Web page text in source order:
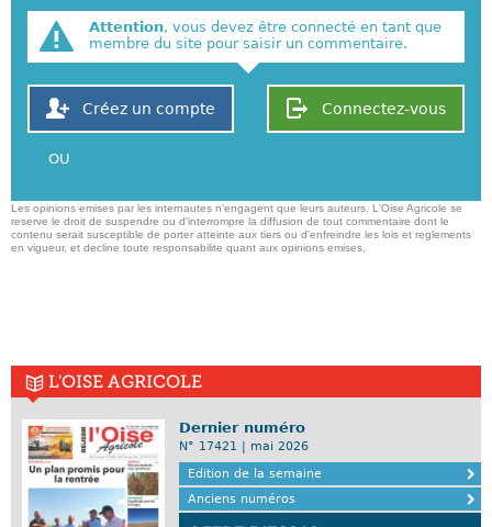
Attention, vous devez être connecté en tant que
membre du site pour saisir un commentaire.
Connectez-vous
Créez un compte
OU
Les opinions emises par les internautes n'engagent que leurs auteurs. L'Oise Agricole se
reserve le droit de suspendre ou d'interrompre la diffusion de tout commentaire dont le
contenu serait susceptible de porter atteinte aux tiers ou d'enfreindre les lois et reglements
en vigueur, et decline toute responsabilite quant aux opinions emises,
L'OISE AGRICOLE
Dernier numéro
N° 17421 | mai 2026
Edition de la semaine
Anciens numéros